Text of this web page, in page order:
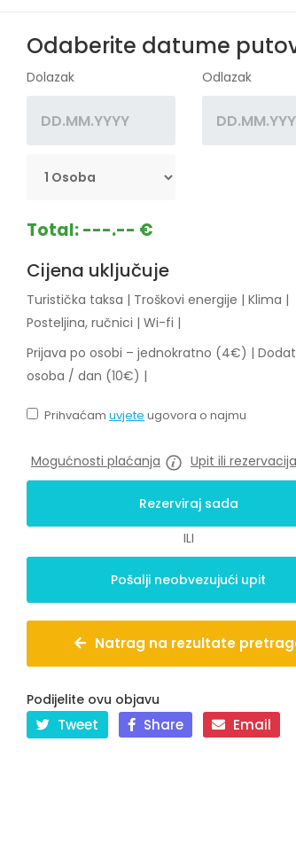
Odaberite datume
Dolazak Odlazak
Total:---.-- €
Cijena uključuje
Turistička taksa | Troškovi energije | Klima |
Posteljina, ručnici | Wi-fi |
Prijava po osobi – jednokratno (4€) |
osoba / dan (10€) |
Prihvaćam uvjete ugovora o najmu
Upit ili rezervacija
Mogućnosti plaćanja
ILI
Natrag na rezultate
Podijelite ovu objavu
Tweet Share Email